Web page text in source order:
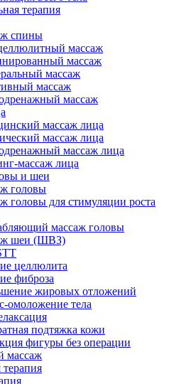
терапия
спины
массаж
массаж
массаж
массаж
массаж
массаж лица
массаж лица
массаж лица
массаж лица
и шеи
головы
головы для стимуляции роста
массаж головы
шеи (ШВЗ)
целлюлита
фиброза
жировых отложений
омоложение тела
подтяжка кожи
фигуры без операции
массаж